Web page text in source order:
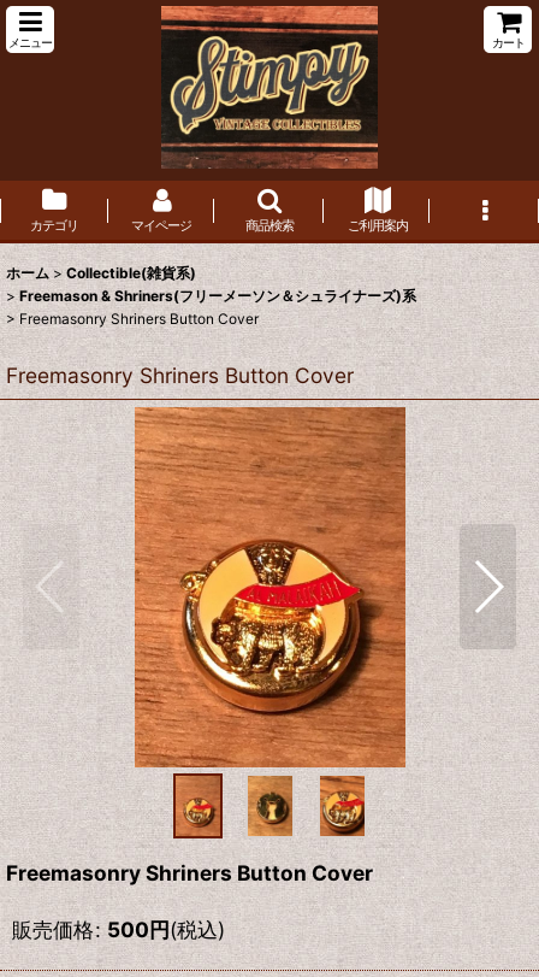
メニュー カート
カテゴリ マイページ 商品検索 ご利用案内
ホーム > Collectible(雑貨系)
> Freemason & Shriners(フリーメーソン＆シュライナーズ)系
> Freemasonry Shriners Button Cover
Freemasonry Shriners Button Cover
Freemasonry Shriners Button Cover
販売価格: 500円(税込)